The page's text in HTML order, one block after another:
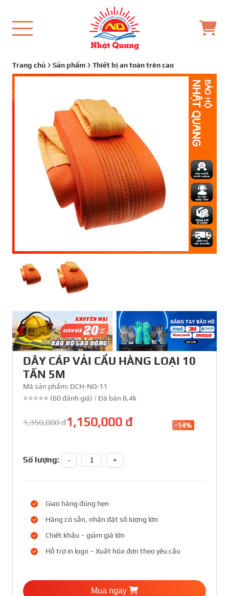
Trang chủ Sản phẩm Thiết bị an toàn trên cao
DÂY CÁP VẢI CẨU HÀNG LOẠI 10
TẤN 5M
Mã sản phẩm: DCH-NQ-11
⭐⭐⭐⭐⭐ (60 đánh giá) | Đã bán 8.4k
1,350,000 đ1,150,000 đ -14%
Số lượng: - +
Giao hàng đúng hẹn
Hàng có sẵn, nhận đặt số lượng lớn
Chiết khấu – giảm giá lớn
Hỗ trợ in logo – Xuất hóa đơn theo yêu cầu
Mua ngay